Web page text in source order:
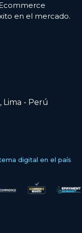
en el mercado.
Lima - Perú
digital en el país